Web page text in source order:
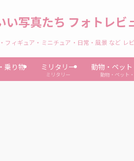
い写真たち フォトレビ
フィギュア・ミニチュア・日常・風景 など レ
乗り物 ミリタリー
ミリタリー
動物・ペッ
動物・ペット